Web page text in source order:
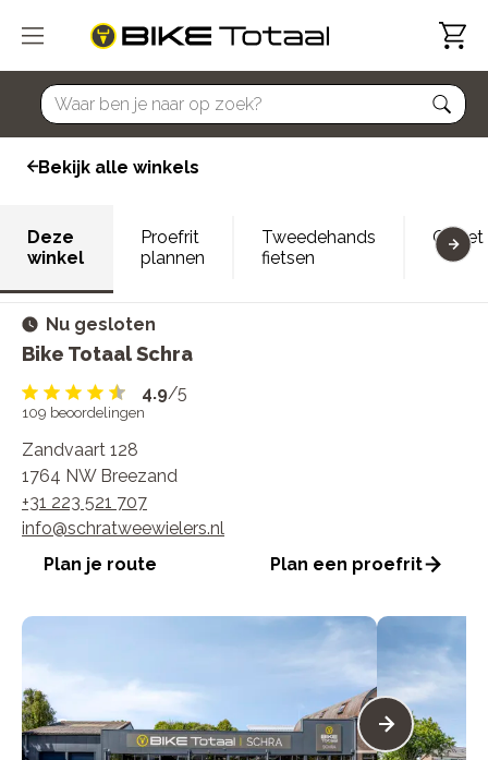
home
Bekijk alle winkels
Deze
winkel
Proefrit
plannen
Tweedehands
fietsen
Outlet
Nu gesloten
Bike Totaal Schra
4.9/5
109 beoordelingen
Zandvaart 128
1764 NW Breezand
+31 223 521 707
info@schratweewielers.nl
Plan je route
Plan een proefrit